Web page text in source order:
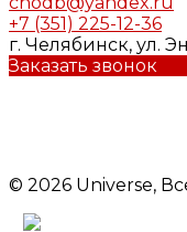
+7 (351) 225-12-36
г. Челябинск, ул.
Заказать звонок
© 2026 Universe,